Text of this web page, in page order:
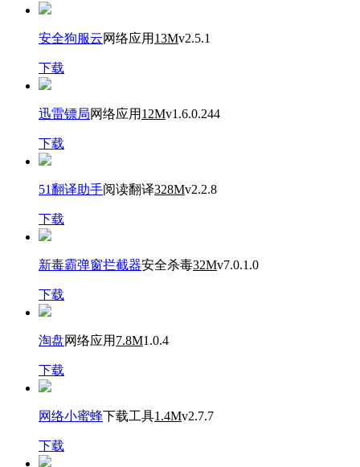
安全狗服云网络应用 13Mv2.5.1
下载
迅雷镖局网络应用 12Mv1.6.0.244
下载
51翻译助手阅读翻译328Mv2.2.8
下载
新毒霸弹窗拦截器安全杀毒32Mv7.0.1.0
下载
淘盘网络应用 7.8M1.0.4
下载
网络小蜜蜂下载工具1.4Mv2.7.7
下载